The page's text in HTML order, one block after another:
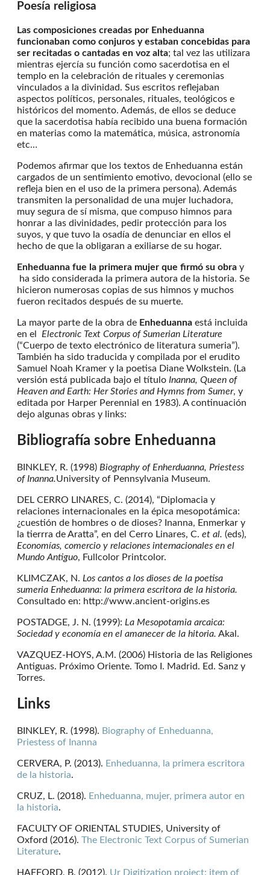
Poesía religiosa
Las composiciones creadas por Enheduanna
funcionaban como conjuros y estaban concebidas para
ser recitadas o cantadas en voz alta; tal vez las utilizara
mientras ejercía su función como sacerdotisa en el
templo en la celebración de rituales y ceremonias
vinculados a la divinidad. Sus escritos reflejaban
aspectos políticos, personales, rituales, teológicos e
históricos del momento. Además, de ellos se deduce
que la sacerdotisa había recibido una buena formación
en materias como la matemática, música, astronomía
etc…
Podemos afirmar que los textos de Enheduanna están
cargados de un sentimiento emotivo, devocional (ello se
refleja bien en el uso de la primera persona). Además
transmiten la personalidad de una mujer luchadora,
muy segura de sí misma, que compuso himnos para
honrar a las divinidades, pedir protección para los
suyos, y que tuvo la osadía de denunciar en ellos el
hecho de que la obligaran a exiliarse de su hogar.
Enheduanna fue la primera mujer que firmó su obra y
ha sido considerada la primera autora de la historia. Se
hicieron numerosas copias de sus himnos y muchos
fueron recitados después de su muerte.
La mayor parte de la obra de Enheduanna está incluida
en el Electronic Text Corpus of Sumerian Literature
(“Cuerpo de texto electrónico de literatura sumeria”).
También ha sido traducida y compilada por el erudito
Samuel Noah Kramer y la poetisa Diane Wolkstein. (La
versión está publicada bajo el título Inanna, Queen of
Heaven and Earth: Her Stories and Hymns from Sumer, y
editada por Harper Perennial en 1983). A continuación
dejo algunas obras y links:
Bibliografía sobre Enheduanna
BINKLEY, R. (1998) Biography of Enherduanna, Priestess
of Inanna.University of Pennsylvania Museum.
DEL CERRO LINARES, C. (2014), “Diplomacia y
relaciones internacionales en la épica mesopotámica:
¿cuestión de hombres o de dioses? Inanna, Enmerkar y
la tierrra de Aratta”, en del Cerro Linares, C. et al. (eds),
Economías, comercio y relaciones internacionales en el
Mundo Antiguo, Fullcolor Printcolor.
KLIMCZAK, N. Los cantos a los dioses de la poetisa
sumeria Enheduanna: la primera escritora de la historia.
Consultado en: http://www.ancient-origins.es
POSTADGE, J. N. (1999): La Mesopotamia arcaica:
Sociedad y economía en el amanecer de la hitoria. Akal.
VAZQUEZ-HOYS, A.M. (2006) Historia de las Religiones
Antiguas. Próximo Oriente. Tomo I. Madrid. Ed. Sanz y
Torres.
Links
BINKLEY, R. (1998). Biography of Enheduanna,
Priestess of Inanna
CERVERA, P. (2013). Enheduanna, la primera escritora
de la historia.
CRUZ, L. (2018). Enheduanna, mujer, primera autor en
la historia.
FACULTY OF ORIENTAL STUDIES, University of
Oxford (2016). The Electronic Text Corpus of Sumerian
Literature.
HAFFORD, B. (2012). Ur Digitization project: item of